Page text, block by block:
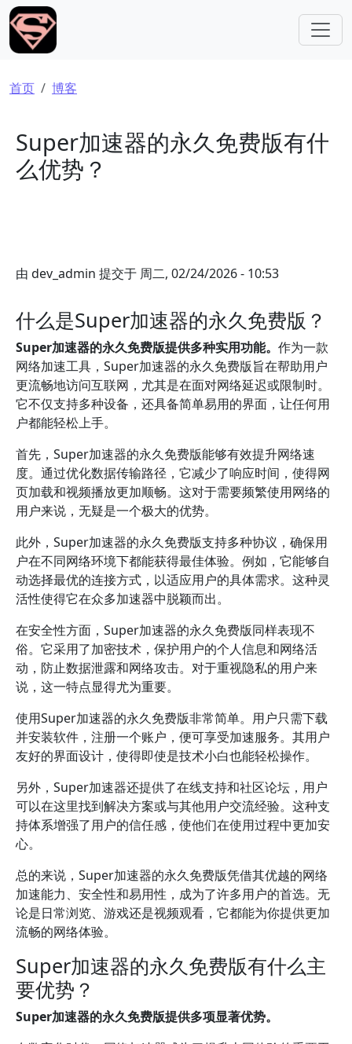
跳转到主要内容
面包屑
首页 博客
Super加速器的永久免费版有什
么优势？
由 dev_admin 提交于 周二, 02/24/2026 - 10:53
什么是Super加速器的永久免费版？
Super加速器的永久免费版提供多种实用功能。 作为一款
网络加速工具，Super加速器的永久免费版旨在帮助用户
更流畅地访问互联网，尤其是在面对网络延迟或限制时。
它不仅支持多种设备，还具备简单易用的界面，让任何用
户都能轻松上手。
首先，Super加速器的永久免费版能够有效提升网络速
度。通过优化数据传输路径，它减少了响应时间，使得网
页加载和视频播放更加顺畅。这对于需要频繁使用网络的
用户来说，无疑是一个极大的优势。
此外，Super加速器的永久免费版支持多种协议，确保用
户在不同网络环境下都能获得最佳体验。例如，它能够自
动选择最优的连接方式，以适应用户的具体需求。这种灵
活性使得它在众多加速器中脱颖而出。
在安全性方面，Super加速器的永久免费版同样表现不
俗。它采用了加密技术，保护用户的个人信息和网络活
动，防止数据泄露和网络攻击。对于重视隐私的用户来
说，这一特点显得尤为重要。
使用Super加速器的永久免费版非常简单。用户只需下载
并安装软件，注册一个账户，便可享受加速服务。其用户
友好的界面设计，使得即使是技术小白也能轻松操作。
另外，Super加速器还提供了在线支持和社区论坛，用户
可以在这里找到解决方案或与其他用户交流经验。这种支
持体系增强了用户的信任感，使他们在使用过程中更加安
心。
总的来说，Super加速器的永久免费版凭借其优越的网络
加速能力、安全性和易用性，成为了许多用户的首选。无
论是日常浏览、游戏还是视频观看，它都能为你提供更加
流畅的网络体验。
Super加速器的永久免费版有什么主
要优势？
Super加速器的永久免费版提供多项显著优势。